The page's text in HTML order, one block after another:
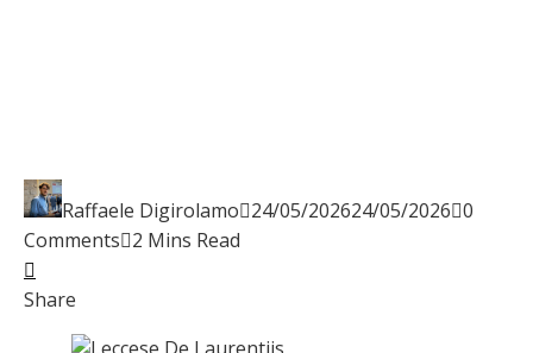
Raffaele Digirolamo 24/05/202624/05/2026 0
Comments 2 Mins Read
Facebook
Twitter
LinkedIn
Pinterest
Share